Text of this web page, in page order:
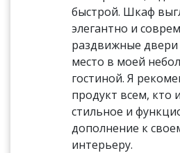
быстрой. Шкаф
элегантно и
раздвижные двери
место в моей
гостиной. Я
продукт всем, кто
стильное и
дополнение к
интерьеру.